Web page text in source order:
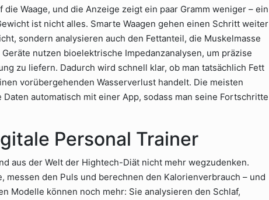
Waage, und die Anzeige zeigt ein paar Gramm weniger – ein
ist nicht alles. Smarte Waagen gehen einen Schritt weiter
sondern analysieren auch den Fettanteil, die Muskelmasse
nutzen bioelektrische Impedanzanalysen, um präzise
zu liefern. Dadurch wird schnell klar, ob man tatsächlich Fett
vorübergehenden Wasserverlust handelt. Die meisten
automatisch mit einer App, sodass man seine Fortschritte
Personal Trainer
aus der Welt der Hightech-Diät nicht mehr wegzudenken.
messen den Puls und berechnen den Kalorienverbrauch – und
Modelle können noch mehr: Sie analysieren den Schlaf,